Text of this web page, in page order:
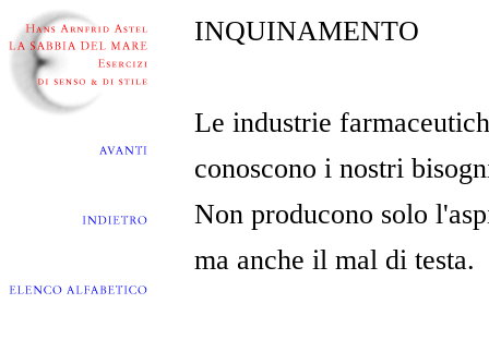
INQUINAMENTO
Le industrie
conoscono i nostri
Non producono solo
ma anche il mal di testa.